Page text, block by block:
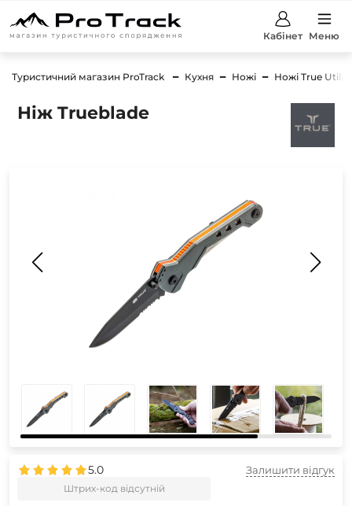
Кабінет Меню
Туристичний магазин ProTrack Кухня Ножі Ножі True Utility
Ніж Trueblade
5.0
Штрих-код відсутній
Залишити відгук